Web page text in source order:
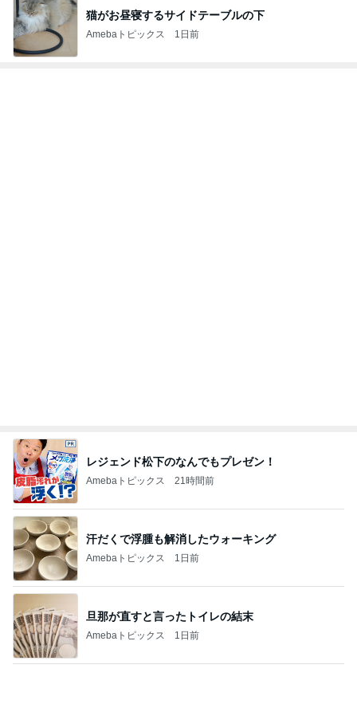
汗だくで浮腫も解消したウォーキング
Amebaトピックス 1日前
旦那が直すと言ったトイレの結末
Amebaトピックス 1日前